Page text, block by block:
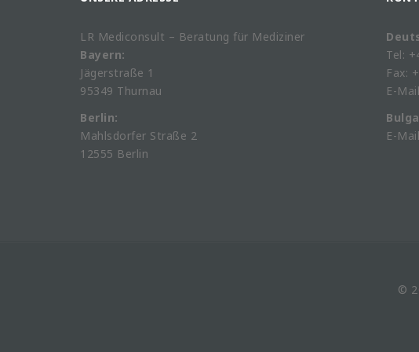
LR Mediconsult – Beratung für Mediziner
Bayern:
Jägerstraße 1
95349 Thurnau
Berlin:
Mahlsdorfer Straße 2
12555 Berlin
Tel:
Fax:
E-
E-
©